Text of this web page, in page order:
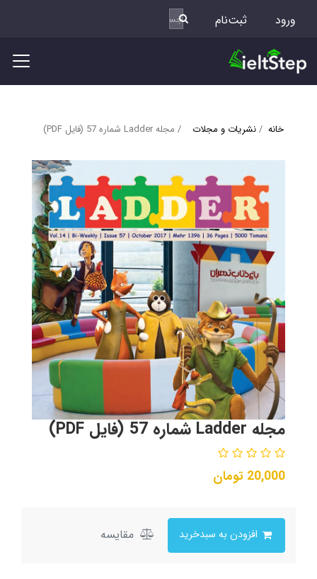
ورود ثبت‌نام
خانه نشریات و مجلات مجله Ladder شماره 57 (فایل PDF)
مجله Ladder شماره 57 (فایل PDF)
20,000 تومان
مقایسه